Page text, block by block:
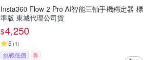
Insta360 Flow 2 Pro AI智能三軸手機穩定器 標
準版 東城代理公司貨
$4,250
5 (1)
挑戰低價 券